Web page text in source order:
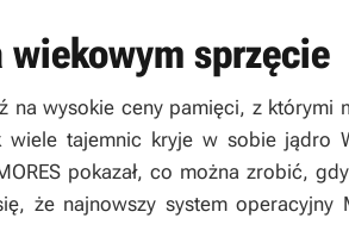
wiekowym sprzęcie
wysokie ceny pamięci, z którymi
wiele tajemnic kryje w sobie jądro
pokazał, co można zrobić,
że najnowszy system operacyjny